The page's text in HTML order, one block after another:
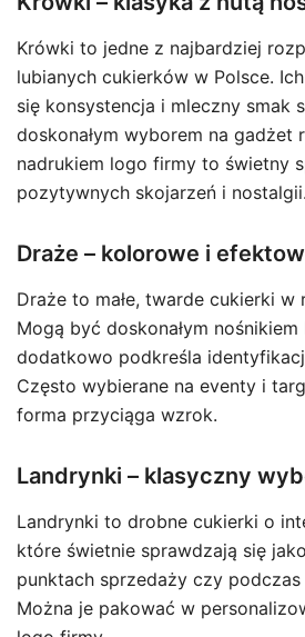
Krówki to jedne z najbardziej
lubianych cukierków w Polsce.
się konsystencja i mleczny smak
doskonałym wyborem na gadżet
nadrukiem logo firmy to świetny
pozytywnych skojarzeń i nostalgii.
Draże – kolorowe i
Draże to małe, twarde cukierki w
Mogą być doskonałym
dodatkowo podkreśla
Często wybierane na eventy i
forma przyciąga wzrok.
Landrynki – klasyczny
Landrynki to drobne cukierki o
które świetnie sprawdzają się
punktach sprzedaży czy
Można je pakować w